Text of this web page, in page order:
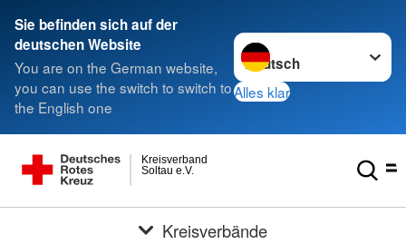
Sie befinden sich auf der
deutschen Website
You are on the German website,
you can use the switch to switch to
the English one
Sprache wechseln zu
Alles klar
Soltau e.V.
Kreisverband
Kreisverbände